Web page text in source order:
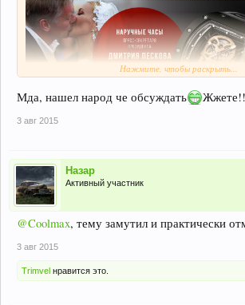
Нажмите, чтобы раскрыть...
Мда, нашел народ че обсуждать
3 авг 2015
Назар
Активный участник
@Coolmax, тему замутил и практически
3 авг 2015
Trimvel нравится это.